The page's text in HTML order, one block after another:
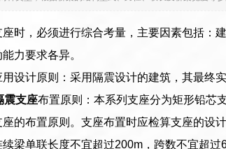
时，必须进行综合考量，主要因素包括：
力要求各异。
用设计原则：采用隔震设计的建筑，其最终
震支座布置原则：本系列支座分为矩形铅芯
座的布置原则。支座布置时应检算支座的设
梁单联长度不宜超过200m，跨数不宜超